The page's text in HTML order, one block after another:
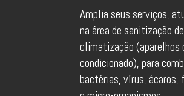
Amplia seus serviços,
na área de sanitização
climatização (aparelhos
condicionado), para
bactérias, vírus, ácaros,